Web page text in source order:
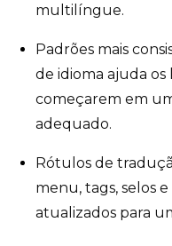
multilíngue.
Padrões mais
de idioma ajuda os
começarem em
adequado.
Rótulos de
menu, tags, selos
atualizados para